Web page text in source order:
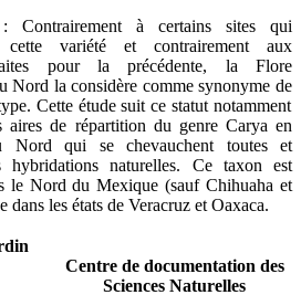
Contrairement à certains sites qui
cette variété et contrairement aux
pour la précédente, la Flore
Nord la considère comme synonyme de
Cette étude suit ce statut notamment
aires de répartition du genre Carya en
Nord qui se chevauchent toutes et
hybridations naturelles. Ce taxon est
le Nord du Mexique (sauf Chihuaha et
dans les états de Veracruz et Oaxaca.
Centre de documentation des
Sciences Naturelles